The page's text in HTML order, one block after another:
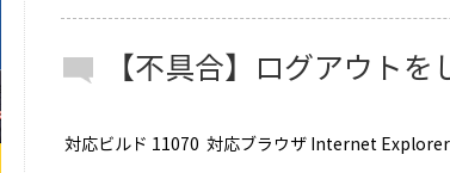
【不具合】ログアウト
対応ビルド 11070 対応ブラウザ Internet